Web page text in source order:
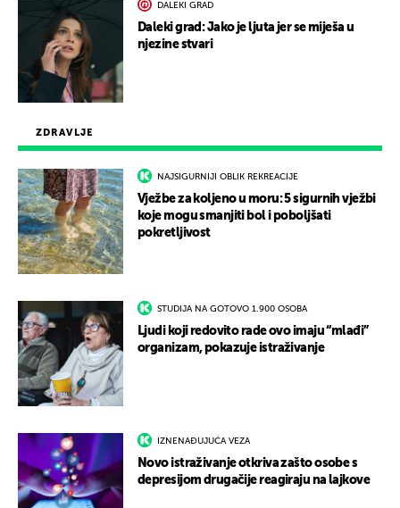
ZDRAVLJE
NAJSIGURNIJI OBLIK REKREACIJE
Vježbe za koljeno u moru: 5 sigurnih vježbi
koje mogu smanjiti bol i poboljšati
pokretljivost
STUDIJA NA GOTOVO 1.900 OSOBA
Ljudi koji redovito rade ovo imaju “mlađi”
organizam, pokazuje istraživanje
IZNENAĐUJUĆA VEZA
Novo istraživanje otkriva zašto osobe s
depresijom drugačije reagiraju na lajkove
DALEKI GRAD
Daleki grad: Jako je ljuta jer se miješa u
njezine stvari